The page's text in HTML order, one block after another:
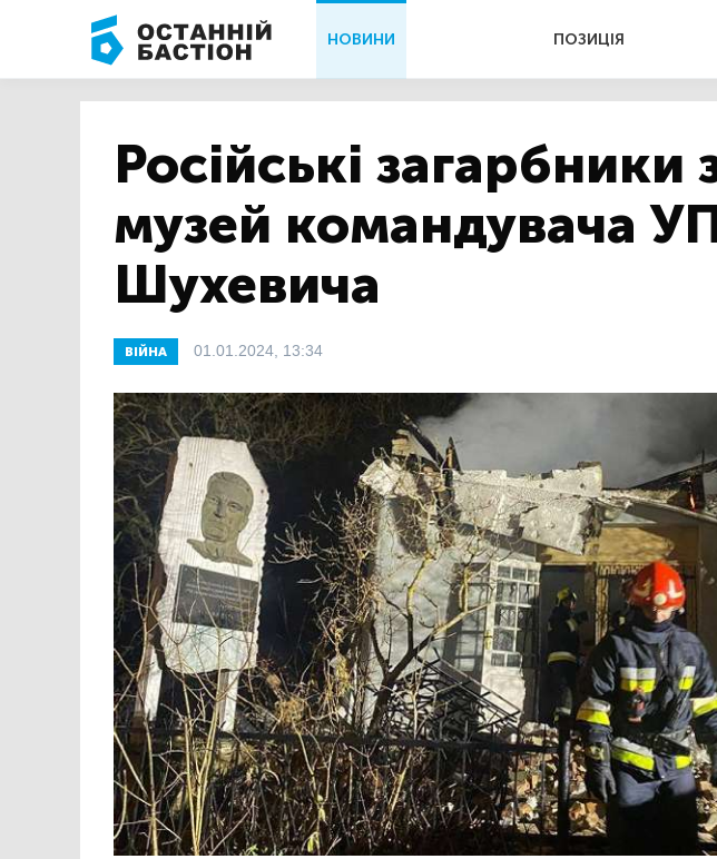
НОВИНИ ПОЗИЦІЯ
Російські
музей командувача
Шухевича
ВІЙНА 01.01.2024, 13:34